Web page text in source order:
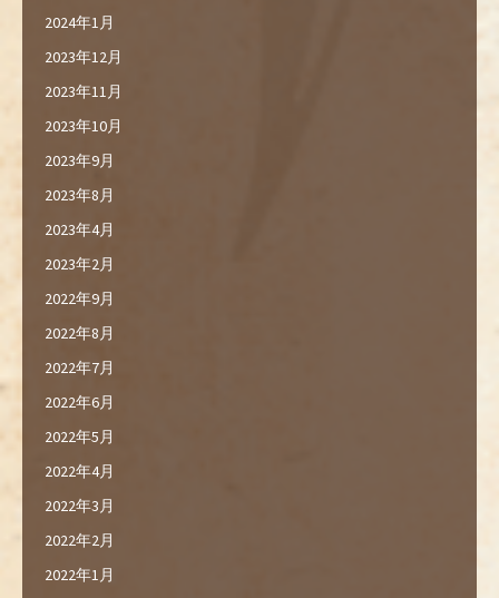
2024年1月
2023年12月
2023年11月
2023年10月
2023年9月
2023年8月
2023年4月
2023年2月
2022年9月
2022年8月
2022年7月
2022年6月
2022年5月
2022年4月
2022年3月
2022年2月
2022年1月